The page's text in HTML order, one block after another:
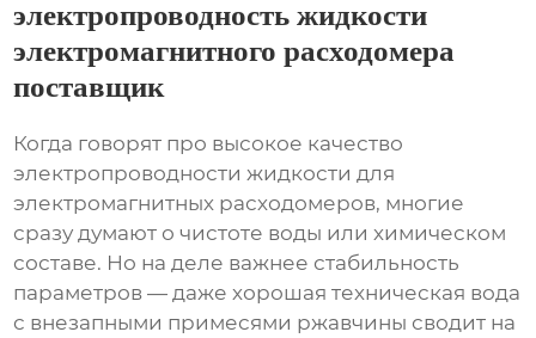
электропроводность жидкости
электромагнитного расходомера
поставщик
Когда говорят про высокое качество
электропроводности жидкости для
электромагнитных расходомеров, многие
сразу думают о чистоте воды или химическом
составе. Но на деле важнее стабильность
параметров — даже хорошая техническая вода
с внезапными примесями ржавчины сводит на